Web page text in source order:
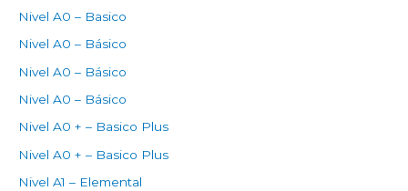
Nivel A0 – Basico
Nivel A0 – Básico
Nivel A0 – Básico
Nivel A0 – Básico
Nivel A0 + – Basico Plus
Nivel A0 + – Basico Plus
Nivel A1 – Elemental